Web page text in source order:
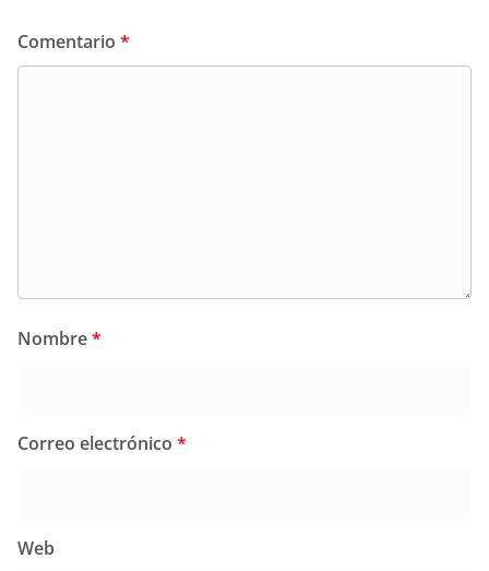
Comentario *
Nombre*
Correo electrónico *
Web